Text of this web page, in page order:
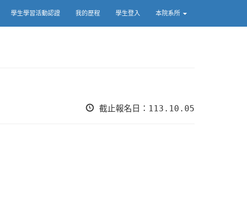
學生學習活動認證 我的歷程 學生登入 本院系所
截止報名日：113.10.05